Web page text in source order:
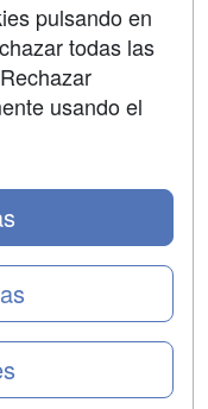
Web, S.L. - Calle
Tel: 91 533 70 78
pulsando en
todas las
usando el